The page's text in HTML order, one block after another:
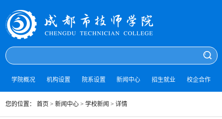
学院概况 机构设置 院系设置 新闻中心 招生就业 校企合作
您的位置：首页 > 新闻中心 >学校新闻 > 详情